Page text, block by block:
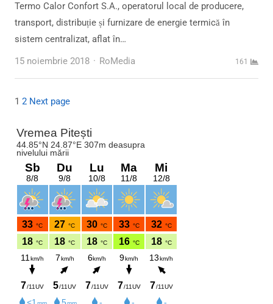
Termo Calor Confort S.A., operatorul local de producere,
transport, distribuție și furnizare de energie termică în
sistem centralizat, aflat în…
15 noiembrie 2018
Author
RoMedia 161
Paginație
articole
Page
1 Page
2 Next page